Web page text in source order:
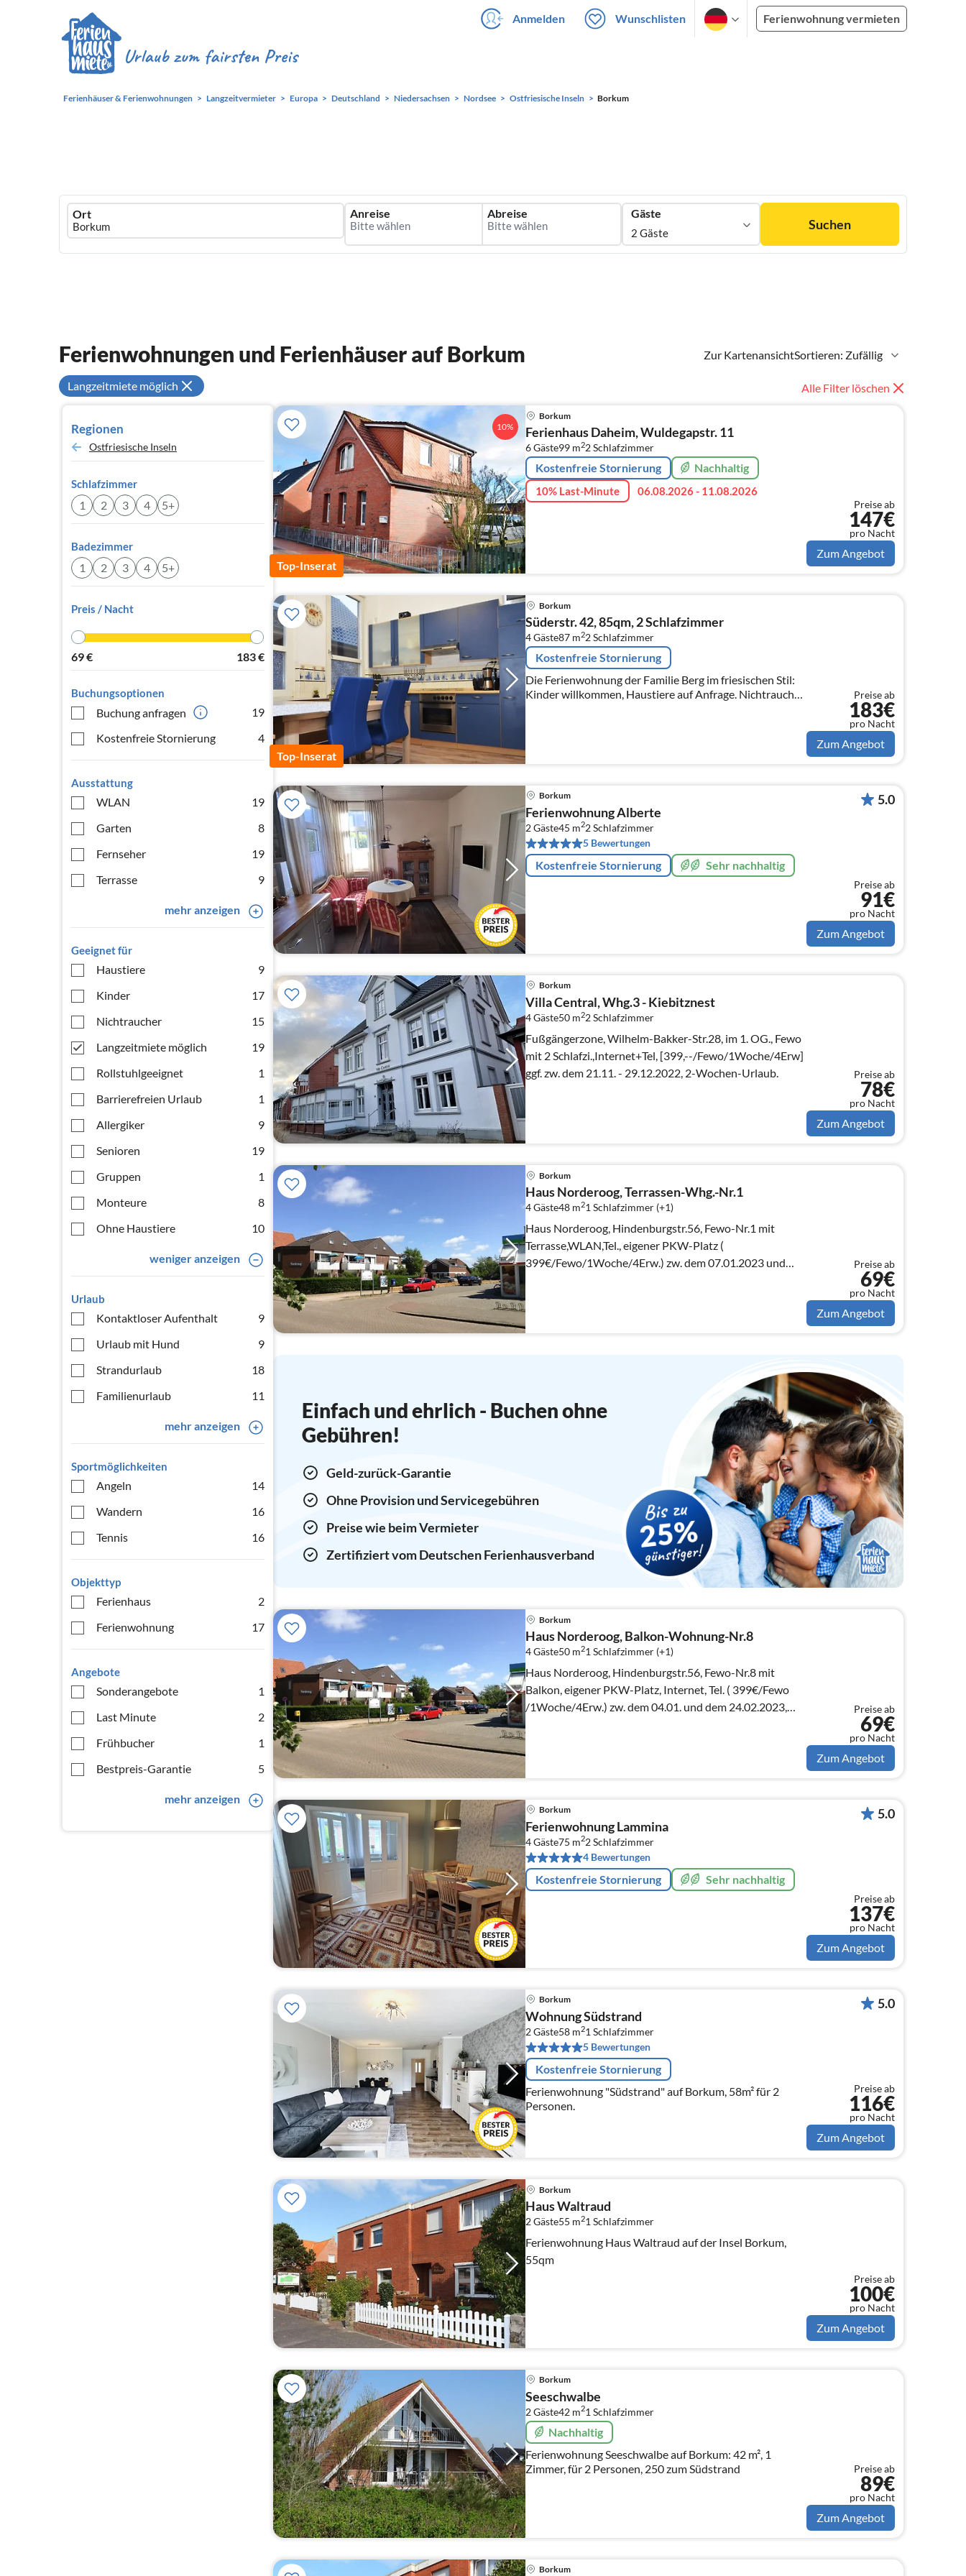
Anmelden Wunschlisten Ferienwohnung vermieten
Ferienhäuser & Ferienwohnungen Langzeitvermieter Europa Deutschland Niedersachsen Nordsee Ostfriesische Inseln Borkum
Ferienhausmiete
logo
Ort Anreise Abreise Gäste
2 Gäste
Suchen
Zur KartenansichtSortieren: Zufällig
Ferienwohnungen und Ferienhäuser auf Borkum
Langzeitmiete möglich Alle Filter löschen
Regionen
Ostfriesische Inseln
Schlafzimmer
1 2 3 4 5+
Badezimmer
1 2 3 4 5+
Preis / Nacht
69€ 183€
Buchungsoptionen
Buchung anfragen
19
Kostenfreie Stornierung
4
Ausstattung
WLAN
19
Garten
8
Fernseher
19
Terrasse
9
mehr anzeigen
Geeignet für
Haustiere
9
Kinder
17
Nichtraucher
15
Langzeitmiete möglich
19
Rollstuhlgeeignet
1
Barrierefreien Urlaub
1
Allergiker
9
Senioren
19
Gruppen
1
Monteure
8
Ohne Haustiere
10
weniger anzeigen
Urlaub
Kontaktloser Aufenthalt
9
Urlaub mit Hund
9
Strandurlaub
18
Familienurlaub
11
mehr anzeigen
Sportmöglichkeiten
Angeln
14
Wandern
16
Tennis
16
Objekttyp
Ferienhaus
2
Ferienwohnung
17
Angebote
Sonderangebote
1
Last Minute
2
Frühbucher
1
Bestpreis-Garantie
5
mehr anzeigen
Top-Inserat
10%
Borkum
Ferienhaus Daheim, Wuldegapstr. 11
6 Gäste99 m22Schlafzimmer
Kostenfreie Stornierung Nachhaltig
10% Last-Minute 06.08.2026 - 11.08.2026
Preise ab
147€
pro Nacht
Zum Angebot
Top-Inserat
Borkum
Süderstr. 42, 85qm, 2 Schlafzimmer
4 Gäste87 m22Schlafzimmer
Kostenfreie Stornierung
Die Ferienwohnung der Familie Berg im friesischen Stil:
Kinder willkommen, Haustiere auf Anfrage. Nichtraucher,
Preise ab
183€
pro Nacht
Zum Angebot
Borkum
Ferienwohnung Alberte
2 Gäste45 m22Schlafzimmer
5 Bewertungen
Kostenfreie Stornierung Sehr nachhaltig
5.0
Preise ab
91€
pro Nacht
Zum Angebot
Borkum
Villa Central, Whg.3 - Kiebitznest
4 Gäste50 m22Schlafzimmer
Fußgängerzone, Wilhelm-Bakker-Str.28, im 1. OG., Fewo
mit 2 Schlafzi.,Internet+Tel, [399,--/Fewo/1Woche/4Erw]
ggf. zw. dem 21.11. - 29.12.2022, 2-Wochen-Urlaub.
Preise ab
78€
pro Nacht
Zum Angebot
Borkum
Haus Norderoog, Terrassen-Whg.-Nr.1
4 Gäste48 m21 Schlafzimmer (+1)
Haus Norderoog, Hindenburgstr.56, Fewo-Nr.1 mit
Terrasse,WLAN,Tel., eigener PKW-Platz (
399€/Fewo/1Woche/4Erw.) zw. dem 07.01.2023 und
Preise ab
69€
pro Nacht
Zum Angebot
Einfach und ehrlich - Buchen ohne
Gebühren!
Geld-zurück-Garantie
Ohne Provision und Servicegebühren
Preise wie beim Vermieter
Zertifiziert vom Deutschen Ferienhausverband
Borkum
Haus Norderoog, Balkon-Wohnung-Nr.8
4 Gäste50 m21Schlafzimmer (+1)
Haus Norderoog, Hindenburgstr.56, Fewo-Nr.8 mit
Balkon, eigener PKW-Platz, Internet, Tel. ( 399€/Fewo
/1Woche/4Erw.) zw. dem 04.01. und dem 24.02.2023,
zwei-Wochen-Urlaub.
Preise ab
69€
pro Nacht
Zum Angebot
Borkum
Ferienwohnung Lammina
4 Gäste75 m22Schlafzimmer
4 Bewertungen
Kostenfreie Stornierung Sehr nachhaltig
5.0
Preise ab
137€
pro Nacht
Zum Angebot
Borkum
Wohnung Südstrand
2 Gäste58 m21 Schlafzimmer
5 Bewertungen
Kostenfreie Stornierung
Ferienwohnung "Südstrand" auf Borkum, 58m² für 2
Personen.
5.0
Preise ab
116€
pro Nacht
Zum Angebot
Borkum
Haus Waltraud
2 Gäste55 m21 Schlafzimmer
Ferienwohnung Haus Waltraud auf der Insel Borkum,
55qm
Preise ab
100€
pro Nacht
Zum Angebot
Borkum
Seeschwalbe
2 Gäste42 m21 Schlafzimmer
Nachhaltig
Ferienwohnung Seeschwalbe auf Borkum: 42 m², 1
Zimmer, für 2 Personen, 250 zum Südstrand
Preise ab
89€
pro Nacht
Zum Angebot
Borkum